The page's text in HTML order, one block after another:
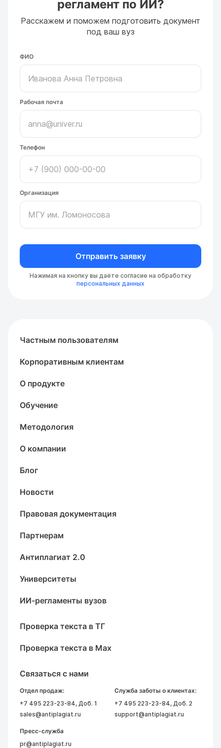
регламент по ИИ?
Расскажем и поможем подготовить документ
под ваш вуз
ФИО
Рабочая почта
Телефон
Организация
Отправить заявку
Нажимая на кнопку вы даёте согласие на обработку
персональных данных
Частным пользователям
Корпоративным клиентам
О продукте
Обучение
Методология
О компании
Блог
Новости
Правовая документация
Партнерам
Антиплагиат 2.0
Университеты
ИИ-регламенты вузов
Проверка текста в ТГ
Проверка текста в Max
Связаться с нами
Отдел продаж:
+7 495 223-23-84, Доб. 1
sales@antiplagiat.ru
Служба заботы о клиентах:
+7 495 223-23-84, Доб. 2
support@antiplagiat.ru
Пресс-служба
pr@antiplagiat.ru